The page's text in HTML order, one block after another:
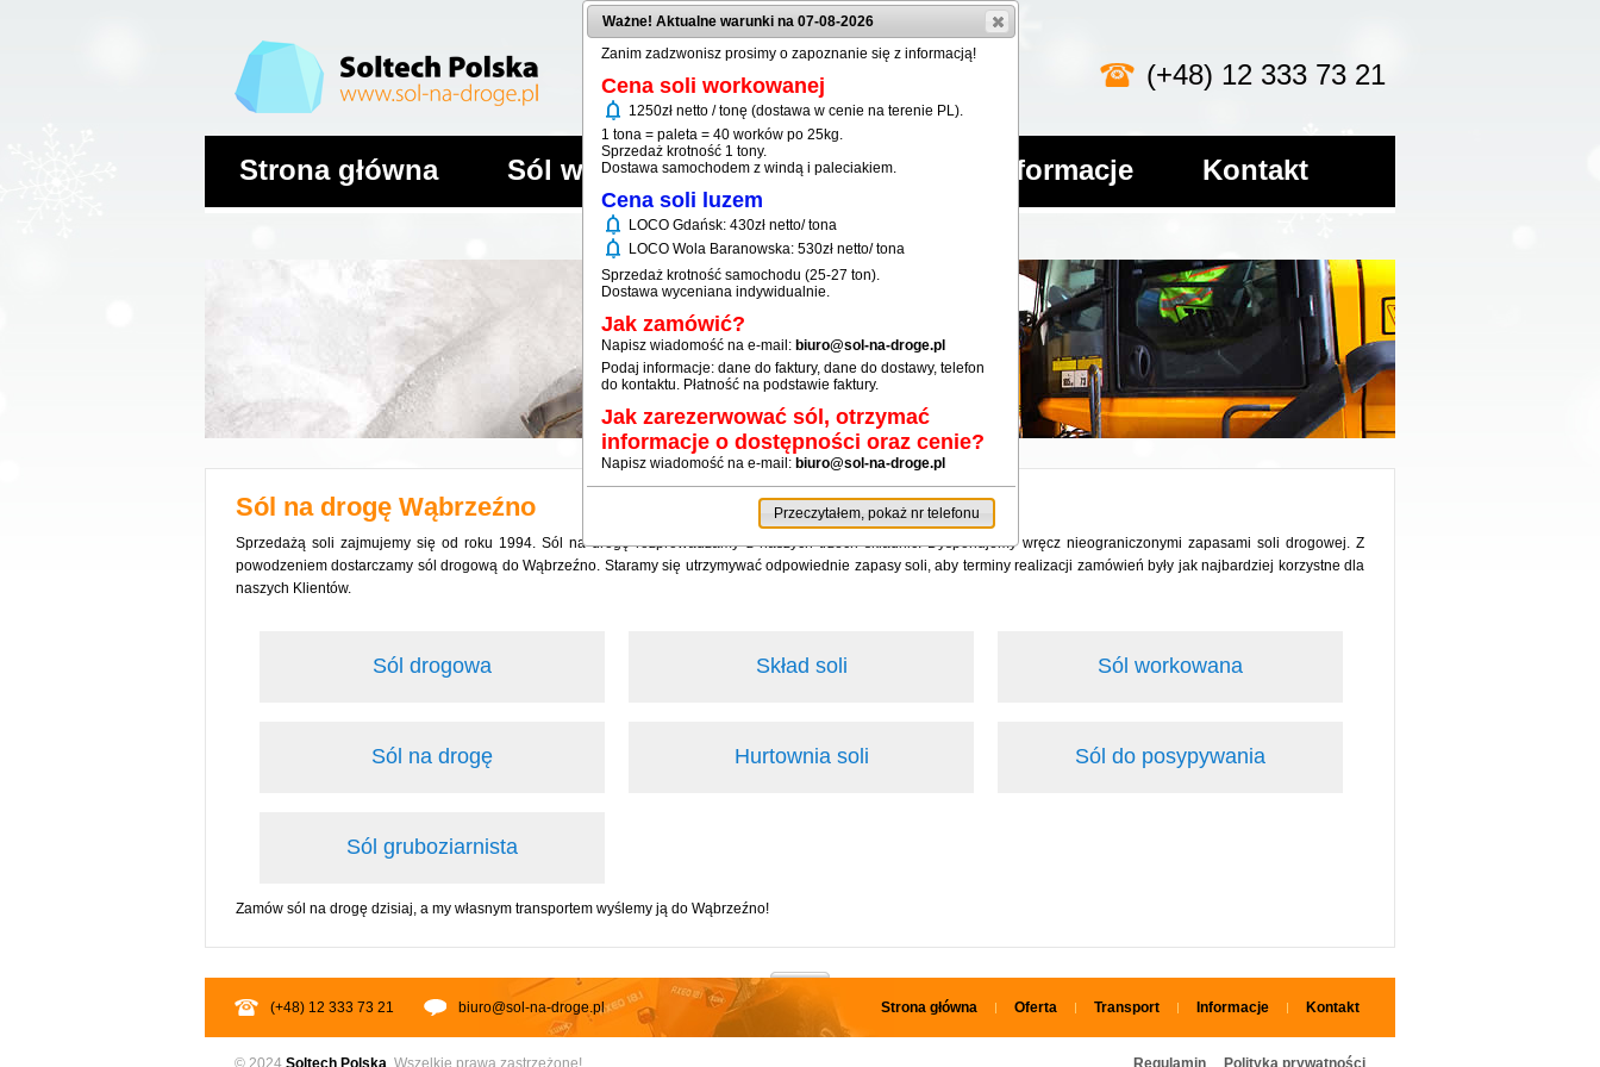
(+48) 12 333 73 21
Strona główna Sól workowana Sól luzem Informacje Kontakt
Sól na drogę Wąbrzeźno
Sprzedażą soli zajmujemy się od roku 1994. Sól na drogę rozprowadzamy z naszych trzech składnic. Dysponujemy wręcz nieograniczonymi zapasami soli drogowej. Z
powodzeniem dostarczamy sól drogową do Wąbrzeźno. Staramy się utrzymywać odpowiednie zapasy soli, aby terminy realizacji zamówień były jak najbardziej korzystne dla
naszych Klientów.
Sól drogowa Skład soli Sól workowana
Sól na drogę Hurtownia soli Sól do posypywania
Sól gruboziarnista
Zamów sól na drogę dzisiaj, a my własnym transportem wyślemy ją do Wąbrzeźno!
(+48) 12 333 73 21 biuro@sol-na-droge.pl Strona główna Oferta Transport Informacje Kontakt
© 2024 Soltech Polska . Wszelkie prawa zastrzeżone! Regulamin Polityka prywatności
Ważne! Aktualne warunki na 07-08-2026
Zanim zadzwonisz prosimy o zapoznanie się z informacją!
Cena soli workowanej
notifications 1250zł netto / tonę (dostawa w cenie na terenie PL).
1 tona = paleta = 40 worków po 25kg.
Sprzedaż krotność 1 tony.
Dostawa samochodem z windą i paleciakiem.
Cena soli luzem
notifications LOCO Gdańsk: 430zł netto/ tona
notifications LOCO Wola Baranowska: 530zł netto/ tona
Sprzedaż krotność samochodu (25-27 ton).
Dostawa wyceniana indywidualnie.
Jak zamówić?
Napisz wiadomość na e-mail: biuro@sol-na-droge.pl
Podaj informacje: dane do faktury, dane do dostawy, telefon
do kontaktu. Płatność na podstawie faktury.
Jak zarezerwować sól, otrzymać
informacje o dostępności oraz cenie?
Napisz wiadomość na e-mail: biuro@sol-na-droge.pl
Przeczytałem, pokaż nr telefonu